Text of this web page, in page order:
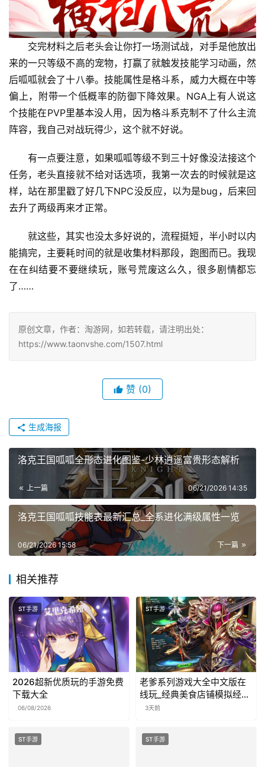
交完材料之后老头会让你打一场测试战，对手是他放出
来的一只等级不高的宠物，打赢了就触发技能学习动画，然
后呱呱就会了十八拳。技能属性是格斗系，威力大概在中等
偏上，附带一个低概率的防御下降效果。NGA上有人说这
个技能在PVP里基本没人用，因为格斗系克制不了什么主流
阵容，我自己对战玩得少，这个就不好说。
有一点要注意，如果呱呱等级不到三十好像没法接这个
任务，老头直接就不给对话选项，我第一次去的时候就是这
样，站在那里戳了好几下NPC没反应，以为是bug，后来回
去升了两级再来才正常。
就这些，其实也没太多好说的，流程挺短，半小时以内
能搞完，主要耗时间的就是收集材料那段，跑图而已。我现
在在纠结要不要继续玩，账号荒废这么久，很多剧情都忘
了……
原创文章，作者：淘游网，如若转载，请注明出处：
https://www.taonvshe.com/1507.html
赞 (0)
生成海报
洛克王国呱呱全形态进化图鉴-少林逍遥富贵形态解析
上一篇 06/21/2026 14:35
洛克王国呱呱技能表最新汇总_全系进化满级属性一览
下一篇
06/21/2026 15:58
相关推荐
ST手游
2026超新优质玩的手游免费
下载大全
06/08/2026
ST手游
老爹系列游戏大全中文版在
线玩_经典美食店铺模拟经营
合集
3天前
ST手游 ST手游